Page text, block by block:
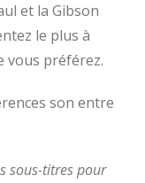
et la Gibson
le plus à
vous préférez.
son entre
sous-titres pour